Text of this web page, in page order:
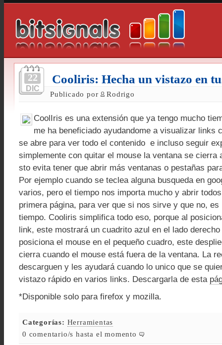
22
DIC
Cooliris: Hecha un vistazo en
Publicado por Rodrigo
CoolIris es una extensión que ya tengo mucho
me ha beneficiado ayudandome a visualizar links
se abre para ver todo el contenido e incluso seguir
simplemente con quitar el mouse la ventana se cierra
sto evita tener que abrir más ventanas o pestañas
Por ejemplo cuando se teclea alguna busqueda en
varios, pero el tiempo nos importa mucho y abrir
primera página, para ver que si nos sirve y que no, es
tiempo. Cooliris simplifica todo eso, porque al
link, este mostrará un cuadrito azul en el lado
posiciona el mouse en el pequeño cuadro, este
cierra cuando el mouse está fuera de la ventana. La
descarguen y les ayudará cuando lo unico que se
vistazo rápido en varios links. Descargarla de esta
*Disponible solo para firefox y mozilla.
Categorías: Herramientas
0 comentario/s hasta el momento